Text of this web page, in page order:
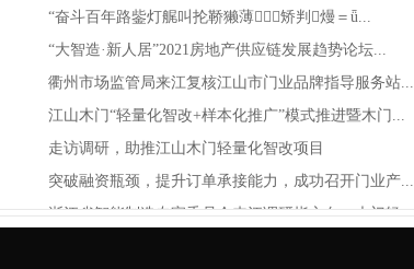
“奋斗百年路鈭灯艉叫抡鞒獭薄矫判熳＝ǖ...
“大智造·新人居”2021房地产供应链发展趋势论坛...
衢州市场监管局来江复核江山市门业品牌指导服务站...
江山木门“轻量化智改+样本化推广”模式推进暨木门...
走访调研，助推江山木门轻量化智改项目
突破融资瓶颈，提升订单承接能力，成功召开门业产...
浙江省智能制造专家委员会来江调研指方向：木门轻...